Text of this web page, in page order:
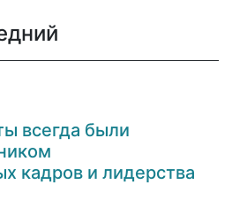
всегда были
кадров и лидерства